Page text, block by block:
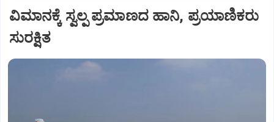
ವಿಮಾನಕ್ಕೆ ಸ್ವಲ್ಪ ಪ್ರಮಾಣದ ಹಾನಿ, ಪ್ರಯಾಣಿಕರು
ಸುರಕ್ಷಿತ